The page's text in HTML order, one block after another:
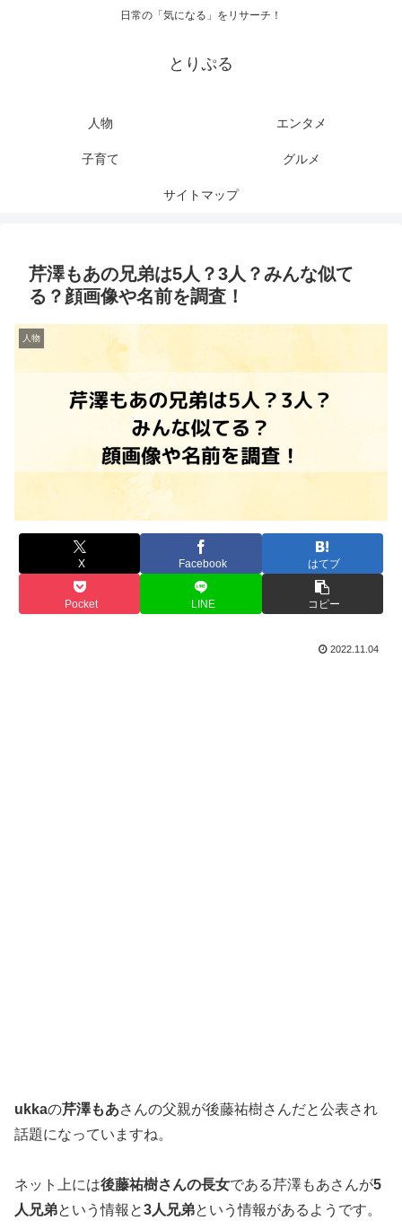
日常の「気になる」をリサーチ！
とりぷる
人物 エンタメ
子育て グルメ
サイトマップ
芹澤もあの兄弟は5人？3人？みんな似て
る？顔画像や名前を調査！
人物
X Facebook はてブ
Pocket LINE コピー
2022.11.04
ukkaの芹澤もあさんの父親が後藤祐樹さんだと公表され
話題になっていますね。
ネット上には後藤祐樹さんの長女である芹澤もあさんが5
人兄弟という情報と3人兄弟という情報があるようです。